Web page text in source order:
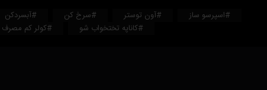
#اسپرسو ساز #آون توستر #سرخ کن #آبسردکن
#کاناپه تختخواب شو
#کولر کم مصرف